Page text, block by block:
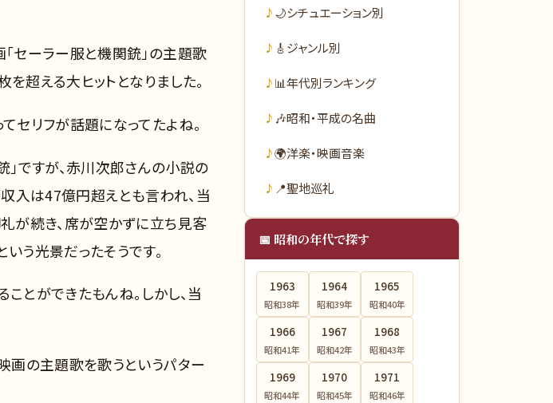
セーラー服と機関銃」の主題歌
超える大ヒットとなりました。
セリフが話題になってたよね。
」ですが、赤川次郎さんの小説の
入は47億円超えとも言われ、当
が続き、席が空かずに立ち見客
う光景だったそうです。
とができたもんね。しかし、当
画の主題歌を歌うというパター
🌙シチュエーション別
🎸ジャンル別
📊年代別ランキング
🎶昭和・平成の名曲
🌍洋楽・映画音楽
📍聖地巡礼
📅 昭和の年代で探す
1963
昭和38年
1964
昭和39年
1965
昭和40年
1966
昭和41年
1967
昭和42年
1968
昭和43年
1969
昭和44年
1970
昭和45年
1971
昭和46年